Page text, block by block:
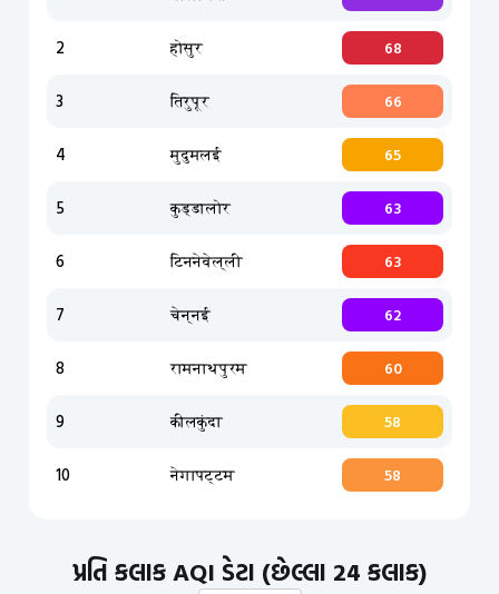
2 होसुर 68
3 तिरुपूर 66
4 मुदुमलई 65
5 कुड्डालोर 63
6 टिननेवेल्ली 63
7 चेन्नई 62
8 रामनाथपुरम 60
9 कीलकुंदा 58
10 नेगापट्टम 58
પ્રતિ કલાક AQI ડેટા (છેલ્લા 24 કલાક)